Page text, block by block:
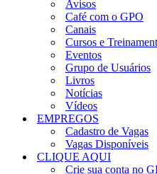
Avisos
Café com o GPO
Canais
Cursos e
Eventos
Grupo de Usuários
Livros
Notícias
Vídeos
EMPREGOS
Cadastro de Vagas
Vagas Disponíveis
CLIQUE AQUI
Crie sua conta no